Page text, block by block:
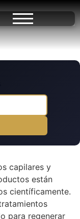
capilares y
están
científicamente.
para regenerar